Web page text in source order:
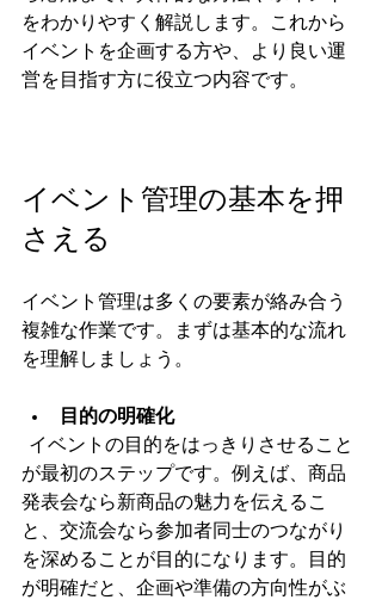
をわかりやすく解説します。これから
イベントを企画する方や、より良い運
営を目指す方に役立つ内容です。
イベント管理の基本を押
さえる
イベント管理は多くの要素が絡み合う
複雑な作業です。まずは基本的な流れ
を理解しましょう。
目的の明確化
が最初のステップです。例えば、商品
発表会なら新商品の魅力を伝えるこ
と、交流会なら参加者同士のつながり
を深めることが目的になります。目的
が明確だと、企画や準備の方向性がぶ